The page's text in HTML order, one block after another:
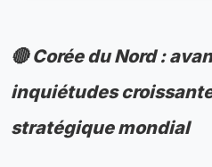
🔴 Corée du Nord :
inquiétudes
stratégique mondial